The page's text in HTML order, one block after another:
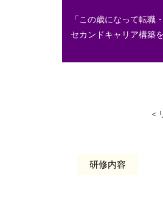
「この歳になって転職
セカンドキャリア構築
＜
研修内容